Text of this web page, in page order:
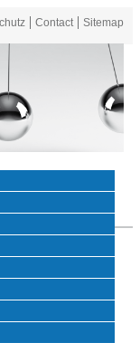
Contact Sitemap